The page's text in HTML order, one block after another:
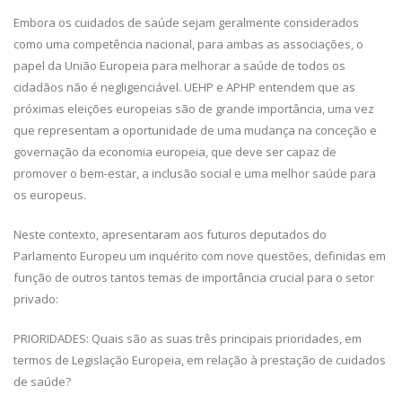
Embora os cuidados de saúde sejam geralmente considerados
como uma competência nacional, para ambas as associações, o
papel da União Europeia para melhorar a saúde de todos os
cidadãos não é negligenciável. UEHP e APHP entendem que as
próximas eleições europeias são de grande importância, uma vez
que representam a oportunidade de uma mudança na conceção e
governação da economia europeia, que deve ser capaz de
promover o bem-estar, a inclusão social e uma melhor saúde para
os europeus.
Neste contexto, apresentaram aos futuros deputados do
Parlamento Europeu um inquérito com nove questões, definidas em
função de outros tantos temas de importância crucial para o setor
privado:
PRIORIDADES: Quais são as suas três principais prioridades, em
termos de Legislação Europeia, em relação à prestação de cuidados
de saúde?